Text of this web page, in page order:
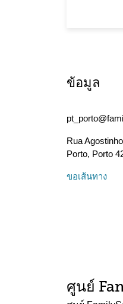
ข้อมูล
Rua
Porto, Porto
ขอเส้นทาง
ศูนย์